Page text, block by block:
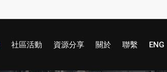
社區活動 資源分享 關於 聯繫 ENG